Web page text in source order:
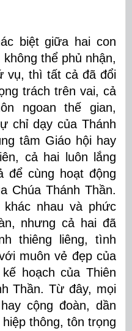
biệt giữa hai con
thể phủ nhận,
vụ, thì tất cả đã đổi
trách trên vai, cả
ngoan thế gian,
chỉ dạy của Thánh
tâm Giáo hội hay
cả hai luôn lắng
để cùng hoạt động
Chúa Thánh Thần.
nhau và phức
nhưng cả hai đã
thiêng liêng, tình
muôn vẻ đẹp của
hoạch của Thiên
Thần. Từ đây, mọi
cộng đoàn, dần
thông, tôn trọng